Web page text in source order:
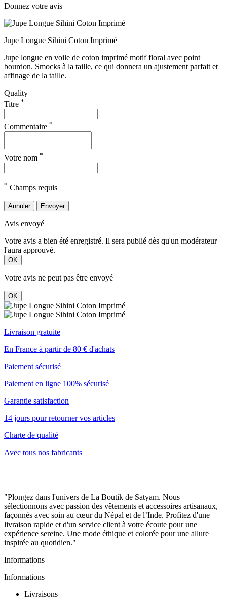
Donnez votre avis
Jupe Longue Sihini Coton Imprimé
Jupe longue en voile de coton imprimé motif floral avec point
bourdon. Smocks à la taille, ce qui donnera un ajustement parfait et
affinage de la taille.
Quality
Titre *
Commentaire *
Votre nom *
* Champs requis
Annuler Envoyer
Avis envoyé
Votre avis a bien été enregistré. Il sera publié dès qu'un modérateur
l'aura approuvé.
OK
Votre avis ne peut pas être envoyé
OK
Livraison gratuite
En France à partir de 80 € d'achats
Paiement sécurisé
Paiement en ligne 100% sécurisé
Garantie satisfaction
14 jours pour retourner vos articles
Charte de qualité
Avec tous nos fabricants
"Plongez dans l'univers de La Boutik de Satyam. Nous
sélectionnons avec passion des vêtements et accessoires artisanaux,
façonnés avec soin au cœur du Népal et de l’Inde. Profitez d'une
livraison rapide et d'un service client à votre écoute pour une
expérience sereine. Une mode éthique et colorée pour une allure
inspirée au quotidien."
Informations
Informations
Livraisons